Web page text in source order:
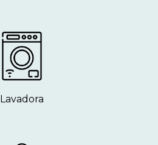
Lavadora